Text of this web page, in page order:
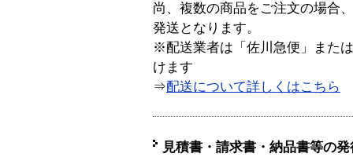
尚、複数の商品をご注文の場合
発送となります。
※配送業者は「佐川急便」また
けます
⇒配送について詳しくはこちら
見積書・請求書・納品書等の